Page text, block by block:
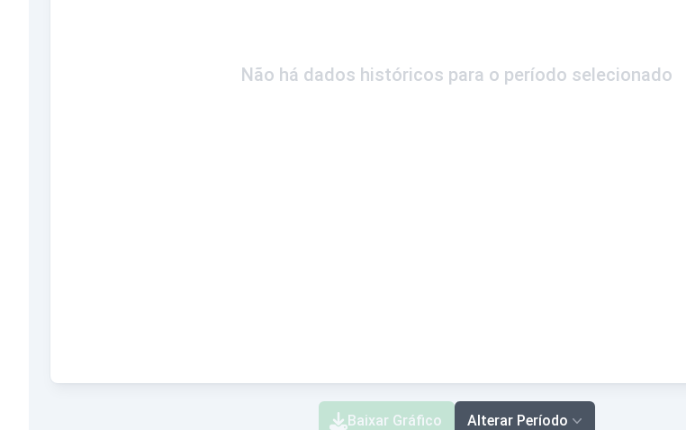
Não há dados históricos para o período selecionado
Baixar Gráfico Alterar Período